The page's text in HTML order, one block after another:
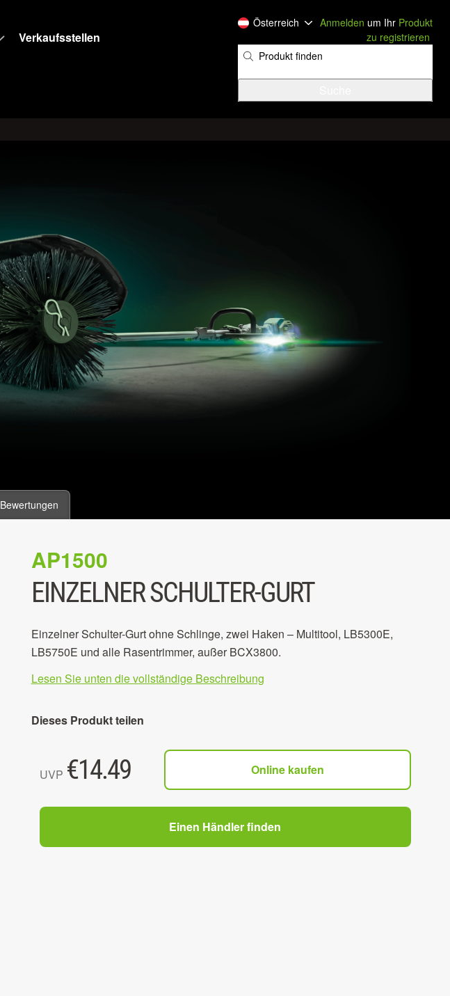
Verkaufsstellen
Österreich Anmelden um Ihr Produkt
zu registrieren
Bewertungen
AP1500
EINZELNER SCHULTER-GURT
Einzelner Schulter-Gurt ohne Schlinge, zwei Haken – Multitool, LB5300E,
LB5750E und alle Rasentrimmer, außer BCX3800.
Lesen Sie unten die vollständige Beschreibung
Dieses Produkt teilen
UVP €14.49 Online kaufen
Einen Händler finden